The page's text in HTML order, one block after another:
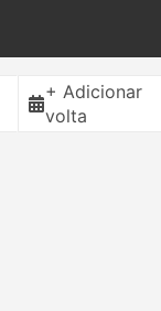
+ Adicionar
volta